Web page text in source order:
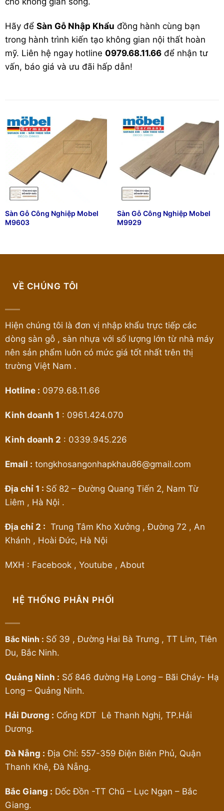
Hãy để Sàn Gỗ Nhập Khẩu đồng hành cùng bạn
trong hành trình kiến tạo không gian nội thất hoàn
mỹ. Liên hệ ngay hotline 0979.68.11.66 để nhận tư
vấn, báo giá và ưu đãi hấp dẫn!
Sàn Gỗ Công Nghiệp Mobel
M9603
Sàn Gỗ Công Nghiệp Mobel
M9929
VỀ CHÚNG TÔI
Hiện chúng tôi là đơn vị nhập khẩu trực tiếp các
dòng sàn gỗ , sàn nhựa với số lượng lớn từ nhà máy
nên sản phẩm luôn có mức giá tốt nhất trên thị
trường Việt Nam .
Hotline : 0979.68.11.66
Kinh doanh 1 : 0961.424.070
Kinh doanh 2 : 0339.945.226
Email : tongkhosangonhapkhau86@gmail.com
Địa chỉ 1 : Số 82 – Đường Quang Tiến 2, Nam Từ
Liêm , Hà Nội .
Địa chỉ 2 : Trung Tâm Kho Xưởng , Đường 72 , An
Khánh , Hoài Đức, Hà Nội
MXH : Facebook , Youtube , About
HỆ THỐNG PHÂN PHỐI
Bắc Ninh : Số 39 , Đường Hai Bà Trưng , TT Lim, Tiên
Du, Bắc Ninh.
Quảng Ninh : Số 846 đường Hạ Long – Bãi Cháy- Hạ
Long – Quảng Ninh.
Hải Dương : Cổng KDT Lê Thanh Nghị, TP.Hải
Dương.
Đà Nẵng : Địa Chỉ: 557-359 Điện Biên Phủ, Quận
Thanh Khê, Đà Nẵng.
Bắc Giang : Dốc Đồn -TT Chũ – Lục Ngạn – Bắc
Giang.